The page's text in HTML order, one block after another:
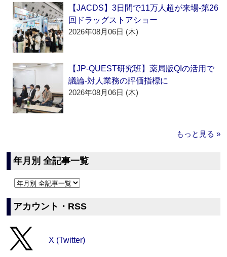
【JACDS】3日間で11万人超が来場‐第26
回ドラッグストアショー
2026年08月06日 (木)
【JP-QUEST研究班】薬局版QIの活用で
議論‐対人業務の評価指標に
2026年08月06日 (木)
もっと見る »
年月別 全記事一覧
アカウント・RSS
X (Twitter)